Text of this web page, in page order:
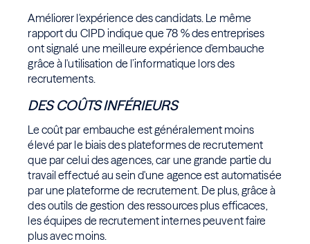
Améliorer l'expérience des candidats. Le même
rapport du CIPD indique que 78 % des entreprises
ont signalé une meilleure expérience d'embauche
grâce à l'utilisation de l’informatique lors des
recrutements.
DES COÛTS INFÉRIEURS
Le coût par embauche est généralement moins
élevé par le biais des plateformes de recrutement
que par celui des agences, car une grande partie du
travail effectué au sein d'une agence est automatisée
par une plateforme de recrutement. De plus, grâce à
des outils de gestion des ressources plus efficaces,
les équipes de recrutement internes peuvent faire
plus avec moins.